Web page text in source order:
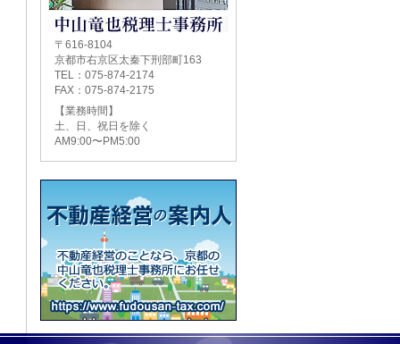
〒616-8104
京都市右京区太秦下刑部町163
TEL：075-874-2174
FAX：075-874-2175
【業務時間】
土、日、祝日を除く
AM9:00〜PM5:00